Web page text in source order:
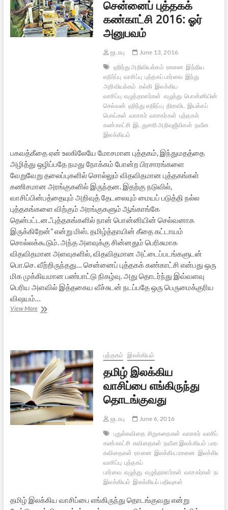
சென்னைப் புத்தகக்
கண்காட்சி 2016: ஓர்
அனுபவம்
ஜடாயு
June 13, 2016
ஹிந்து அறிவியக்கம் ரசனை இந்திய
எதிர்ப்பு வாசிப்பு புத்தகப் பார்வை இந்து
அறிவியக்கம் கல்கி இலக்கிய
வாசிப்பு எழுத்தாளர்கள் எழுத்து பொன்னியின்
செல்வன் ஹிந்து எதிர்ப்பு திராவிட இயக்கப்
பொய்கள் வாசகர் வாசகர்கள் புத்தகக்
கண்காட்சி இடதுசாரி அறிவுஜீவிகள் நவீன
இலக்கியம்
பகவத்கீதை ஏன் உலகிலேயே மோசமான புத்தகம், இந்துமதத்தை
அழித்து ஒழிப்பதே நமது நோக்கம் போன்ற பிரசாரங்களை
வேறுவேறு தலைப்புகளில் சொல்லும் விதவிதமான புத்தகங்கள்
கணிசமான அரங்குகளில் இருந்தன. இதற்கு நடுவில்,
வாசிப்பின்பத்தையும் அறிவுத் தேடலையும் மையப் படுத்தி நல்ல
புத்தகங்களை விற்கும் அரங்குகளும் ஆங்காங்கே
தென்பட்டன..”புத்தகங்களில் நான் பொன்னியின் செல்வனாக
இருக்கிறேன்” என்று மிஸ். தமிழ்த்தாயின் கீதை கட்டாயம்
சொல்லக்கூடும். அந்த அளவுக்கு சின்னதும் பெரிசுமாக
விதவிதமான அளவுகளில், விதவிதமான அட்டைப்படங்களுடன்
பொ.செ. வீற்றிருந்தது… சென்னைப் புத்தகக் கண்காட்சி என்பது ஒரு
மிக முக்கியமான பண்பாட்டு நிகழ்வு. அது தொடர்ந்து இவ்வளவு
பெரிய அளவில் இத்தகைய வீச்சுடன் நடப்பதே ஒரு பெருமைக்குரிய
விஷயம்…
View Moreசென்னைப்
அனுபவம்
புத்தகம் இலக்கியம்
தமிழ் இலக்கிய
வாசிப்பை எங்கிருந்து
தொடங்குவது
ஜடாயு
June 6, 2016
புதுக்கவிதை சிறுகதைகள் வாசகர் வாசிப்பு
கண்காட்சி கவிதைகள் நவீன இலக்கியம்
கவிதைகள் ரசனை இலக்கிய ரசனை இலக்கிய
வாசிப்பு புத்தகப்
பார்வை எழுத்து எழுத்தாளர்கள் வாசகர்கள்
இலக்கியம் இலக்கியப் பதிவுகள்
தமிழ் இலக்கிய வாசிப்பை எங்கிருந்து தொடங்குவது என்று